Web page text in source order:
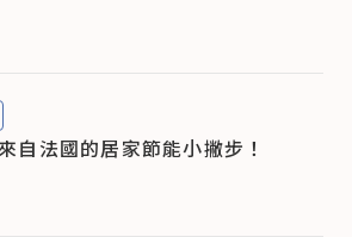
自法國的居家節能小撇步！